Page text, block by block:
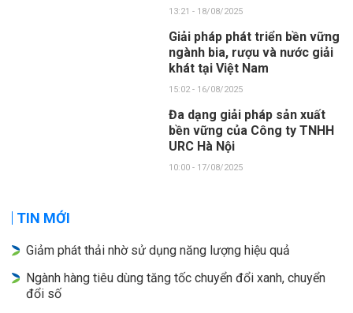
13:21 - 18/08/2025
Giải pháp phát triển bền vững
ngành bia, rượu và nước giải
khát tại Việt Nam
15:02 - 16/08/2025
Đa dạng giải pháp sản xuất
bền vững của Công ty TNHH
URC Hà Nội
10:00 - 17/08/2025
TIN MỚI
Giảm phát thải nhờ sử dụng năng lượng hiệu quả
Ngành hàng tiêu dùng tăng tốc chuyển đổi xanh, chuyển
đổi số